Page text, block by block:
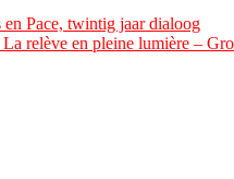
Pace, twintig jaar dialoog
relève en pleine lumière –